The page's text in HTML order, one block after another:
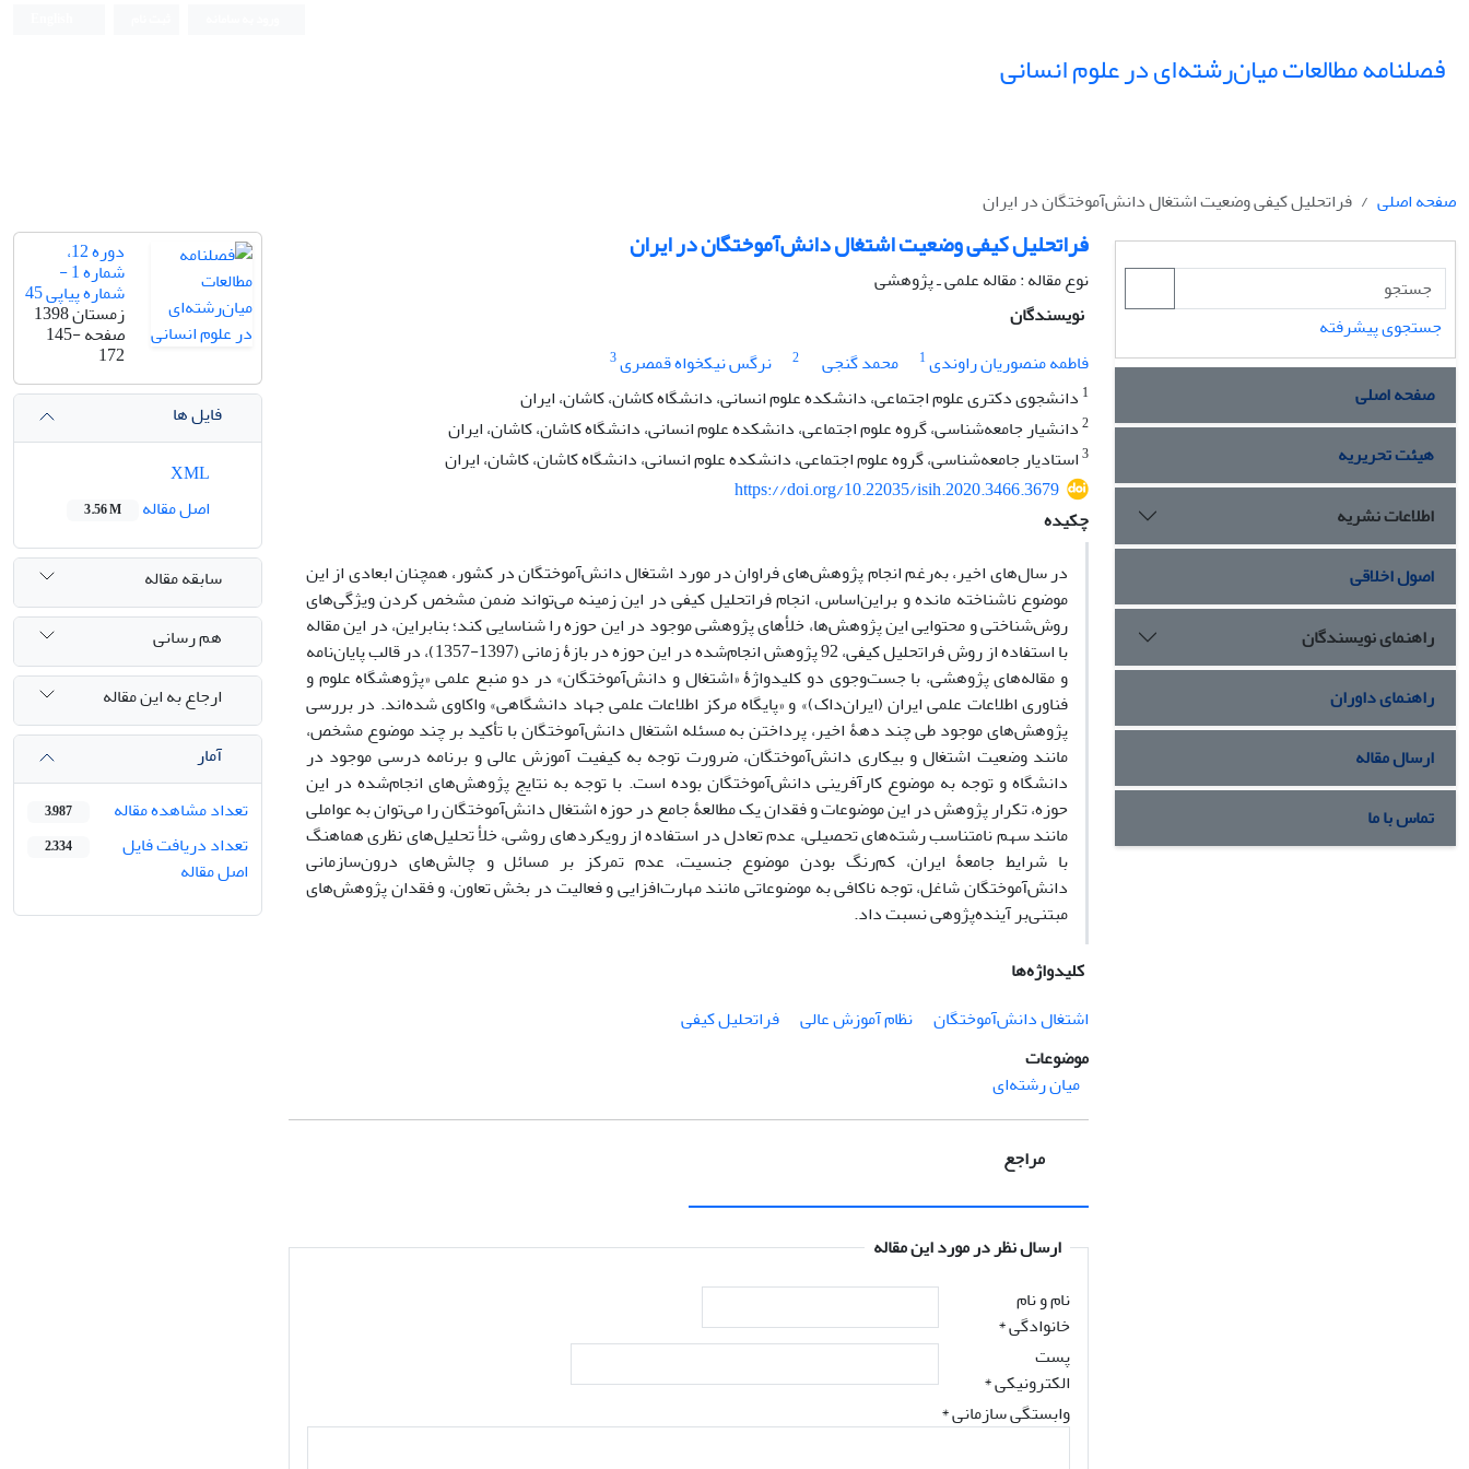
فصلنامه مطالعات میان‌رشته‌ای در علوم انسانی
صفحه اصلی فراتحلیل کیفی وضعیت اشتغال دانش‌آموختگان در ایران
فراتحلیل کیفی وضعیت اشتغال دانش‌آموختگان در ایران
نوع مقاله : مقاله علمی ـ پژوهشی
نویسندگان
فاطمه منصوریان راوندی1 محمد گنجی 2 نرگس نیکخواه قمصری3
1 دانشجوی دکتری علوم اجتماعی، دانشکده علوم انسانی، دانشگاه کاشان، کاشان، ایران
2دانشیار جامعه‌شناسی، گروه علوم اجتماعی، دانشکده علوم انسانی، دانشگاه کاشان، کاشان، ایران
3استادیار جامعه‌شناسی، گروه علوم اجتماعی، دانشکده علوم انسانی، دانشگاه کاشان، کاشان، ایران
https://doi.org/10.22035/isih.2020.3466.3679
چکیده
در سال‌های اخیر، به‌رغم انجام پژوهش‌های فراوان در مورد اشتغال دانش‌آموختگان در کشور، همچنان ابعادی از این
موضوع ناشناخته مانده و براین‌اساس، انجام فراتحلیل کیفی در این زمینه می‌تواند ضمن مشخص کردن ویژگی‌های
روش‌شناختی و محتوایی این پژوهش‌ها، خلأهای پژوهشی موجود در این حوزه را شناسایی کند؛ بنابراین، در این مقاله
با استفاده از روش فراتحلیل کیفی، 92 پژوهش انجام‌شده در این حوزه در بازۀ زمانی (1397-1357)، در قالب پایان‌نامه
و مقاله‌های پژوهشی، با جست‌وجوی دو کلیدواژۀ «اشتغال و دانش‌آموختگان» در دو منبع علمی «پژوهشگاه علوم و
فناوری اطلاعات علمی ایران (ایران‌داک)» و «پایگاه مرکز اطلاعات علمی جهاد دانشگاهی» واکاوی شده‌اند. در بررسی
پژوهش‌های موجود طی چند دهۀ اخیر، پرداختن به مسئله اشتغال دانش‌آموختگان با تأکید بر چند موضوع مشخص،
مانند وضعیت اشتغال و بیکاری دانش‌آموختگان، ضرورت توجه به کیفیت آموزش عالی و برنامه درسی موجود در
دانشگاه و توجه به موضوع کارآفرینی دانش‌آموختگان بوده است. با توجه به نتایج پژوهش‌های انجام‌شده در این
حوزه، تکرار پژوهش در این موضوعات و فقدان یک مطالعۀ جامع در حوزه اشتغال دانش‌آموختگان را می‌توان به عواملی
مانند سهم نامتناسب رشته‌های تحصیلی، عدم تعادل در استفاده از رویکردهای روشی، خلأ تحلیل‌های نظری هماهنگ
با شرایط جامعۀ ایران، کم‌رنگ بودن موضوع جنسیت، عدم تمرکز بر مسائل و چالش‌های درون‌سازمانی
دانش‌آموختگان شاغل، توجه ناکافی به موضوعاتی مانند مهارت‌افزایی و فعالیت در بخش تعاون، و فقدان پژوهش‌های
مبتنی‌بر آینده‌پژوهی نسبت داد.
کلیدواژه‌ها
اشتغال دانش‌آموختگان
نظام آموزش عالی
فراتحلیل کیفی
موضوعات
میان رشته‌ای
مراجع
ارسال نظر در مورد این مقاله
نام و نام
خانوادگی*
پست
الکترونیکی*
وابستگی سازمانی *
دوره 12،
شماره 1 -
شماره پیاپی 45
زمستان 1398
صفحه145-
172
فایل ها
اصل مقاله
3.56 M
سابقه مقاله
هم رسانی
ارجاع به این مقاله
آمار
تعداد مشاهده مقاله
3,987
تعداد دریافت فایل
اصل مقاله
2,334
جستجوی پیشرفته
صفحه اصلی
هیئت تحریریه
اطلاعات نشریه
اصول اخلاقی
راهنمای نویسندگان
راهنمای داوران
ارسال مقاله
تماس با ما